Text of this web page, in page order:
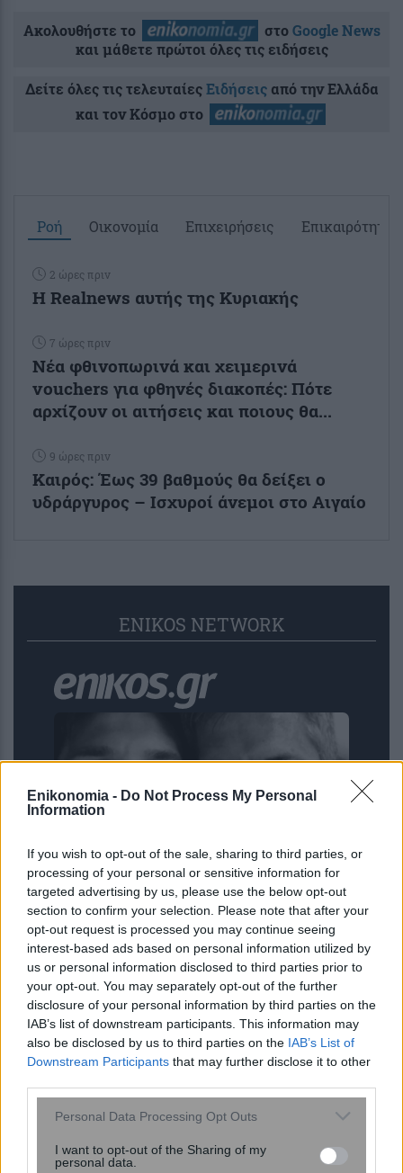
Enikonomia - Do Not Process My Personal
Information
If you wish to opt-out of the sale, sharing to third parties, or
processing of your personal or sensitive information for
targeted advertising by us, please use the below opt-out
section to confirm your selection. Please note that after your
opt-out request is processed you may continue seeing
interest-based ads based on personal information utilized by
us or personal information disclosed to third parties prior to
your opt-out. You may separately opt-out of the further
disclosure of your personal information by third parties on the
IAB’s list of downstream participants. This information may
also be disclosed by us to third parties on the IAB’s List of
Downstream Participants that may further disclose it to other
Please note that this website/app uses one or more Google
not limited to your visit or usage behaviour. You may click to
grant or deny consent to Google and its third-party tags to
Personal Data Processing Opt Outs
I want to opt-out of the Sharing of my
personal data.
Ακολουθήστε το στοGoogle News
και μάθετε πρώτοι όλες τις ειδήσεις
Δείτε όλες τις τελευταίεςΕιδήσειςαπό την Ελλάδα
και τον Κόσμο στο
Ροή Οικονομία Επιχειρήσεις Επικαιρότητα
2 ώρες πριν
Η Realnews αυτής της Κυριακής
7 ώρες πριν
Νέα φθινοπωρινά και χειμερινά
vouchers για φθηνές διακοπές: Πότε
αρχίζουν οι αιτήσεις και ποιους θα...
9 ώρες πριν
Καιρός: Έως 39 βαθμούς θα δείξει ο
υδράργυρος – Ισχυροί άνεμοι στο Αιγαίο
ENIKOS NETWORK
Λιονέλ Μέσι: Πέθανε ο πατέρας του,
Χόρχε – Ο «αρχιτέκτονας» του
συμβολαίου με τη Μπαρτσελόνα σε
μια χαρτοπετσέτα